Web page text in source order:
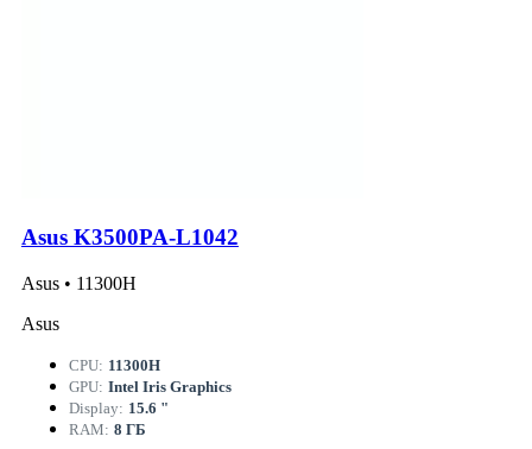
Asus K3500PA-L1042
Asus • 11300H
Asus
CPU: 11300H
GPU: Intel Iris Graphics
Display: 15.6 "
RAM: 8 ГБ